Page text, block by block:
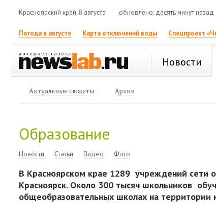
Красноярский край, 8 августа обновлено: десять минут назад
Погода в августе Карта отключений воды Спецпроект
Новости
Актуальные сюжеты Архив
Образование
Новости Статьи Видео Фото
В Красноярском крае 1289 учреждений сети
Красноярск. Около 300 тысяч школьников
общеобразовательных школах на территории